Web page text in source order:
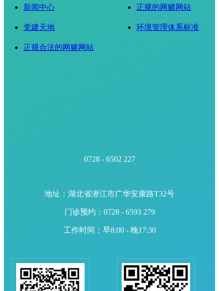
新闻中心
党建天地
正规合法的网赌网站
正规的网赌网站
环境管理体系标准
0728 - 6502 227
地址：湖北省潜江市广华安康路T32号
门诊预约：0728 - 6593 279
工作时间：早8:00 - 晚17:30